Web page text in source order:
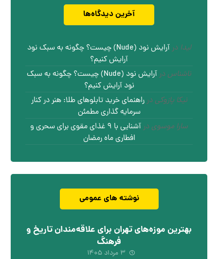
آخرین دیدگاه‌ها
لیدا در
آرایش نود (Nude) چیست؟ چگونه به سبک نود
آرایش کنیم؟
ناشناس در
آرایش نود (Nude) چیست؟ چگونه به سبک
نود آرایش کنیم؟
نیکا پازوکی درراهنمای خرید تابلوهای طلا: هنر در کنار
سرمایه گذاری مطمئن
سارا موسوی در
آشنایی با ۹ غذای مقوی برای سحری و
افطاری ماه رمضان
نوشته های عمومی
بهترین موزه‌های تهران برای علاقه‌مندان تاریخ و
فرهنگ
۳ مرداد ۱۴۰۵